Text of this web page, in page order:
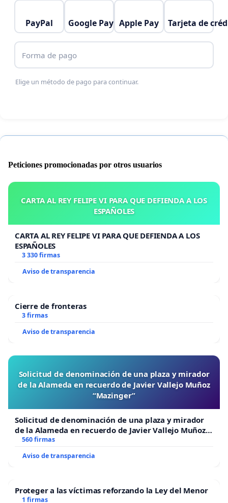
PayPal Google Pay Apple Pay Tarjeta de
Forma de pago
Elige un método de pago para continuar.
Peticiones promocionadas por otros usuarios
CARTA AL REY FELIPE VI PARA QUE DEFIENDA A LOS
ESPAÑOLES
CARTA AL REY FELIPE VI PARA QUE DEFIENDA A LOS
ESPAÑOLES
3 330 firmas
Aviso de transparencia
Cierre de fronteras
3 firmas
Aviso de transparencia
Solicitud de denominación de una plaza y mirador
de la Alameda en recuerdo de Javier Vallejo Muñoz
“Mazinger”
Solicitud de denominación de una plaza y mirador
de la Alameda en recuerdo de Javier Vallejo Muñoz
“Mazinger”
560 firmas
Aviso de transparencia
Proteger a las víctimas reforzando la Ley del Menor
1 firmas